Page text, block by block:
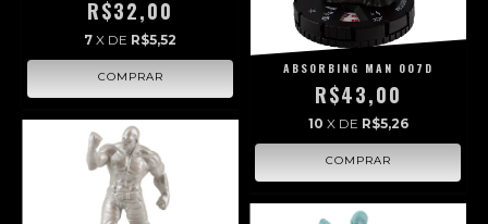
R$32,00
7 X DE R$5,52
ABSORBING MAN 007D
R$43,00
10 X DE R$5,26